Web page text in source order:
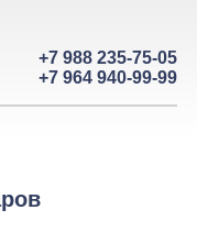
+7 988 235-75-05
+7 964 940-99-99